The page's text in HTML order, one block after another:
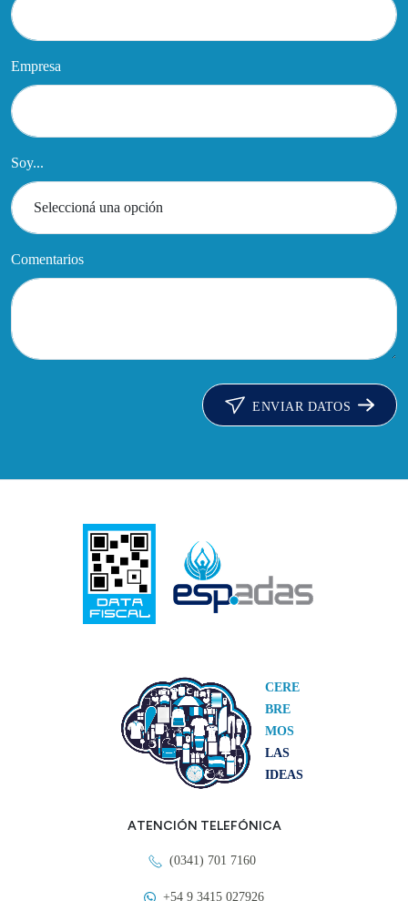
Empresa
Soy...
Comentarios
ENVIAR DATOS
CERE
BRE
MOS
LAS
IDEAS
ATENCIÓN TELEFÓNICA
(0341) 701 7160
+54 9 3415 027926